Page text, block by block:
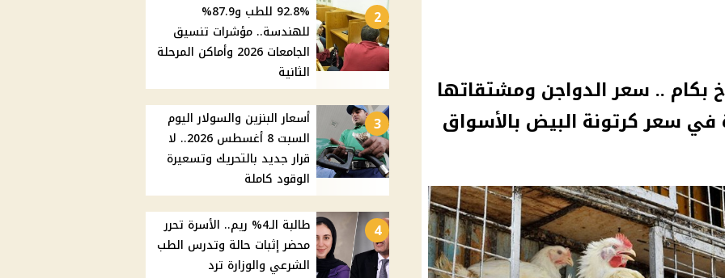
.. سعر الدواجن ومشتقاتها
في سعر كرتونة البيض بالأسواق
2
92.8% للطب و87.9%
للهندسة.. مؤشرات تنسيق
الجامعات 2026 وأماكن المرحلة
الثانية
3
أسعار البنزين والسولار اليوم
السبت 8 أغسطس 2026.. لا
قرار جديد بالتحريك وتسعيرة
الوقود كاملة
4
طالبة الـ4% ريم.. الأسرة تحرر
محضر إثبات حالة وتدرس الطب
الشرعي والوزارة ترد